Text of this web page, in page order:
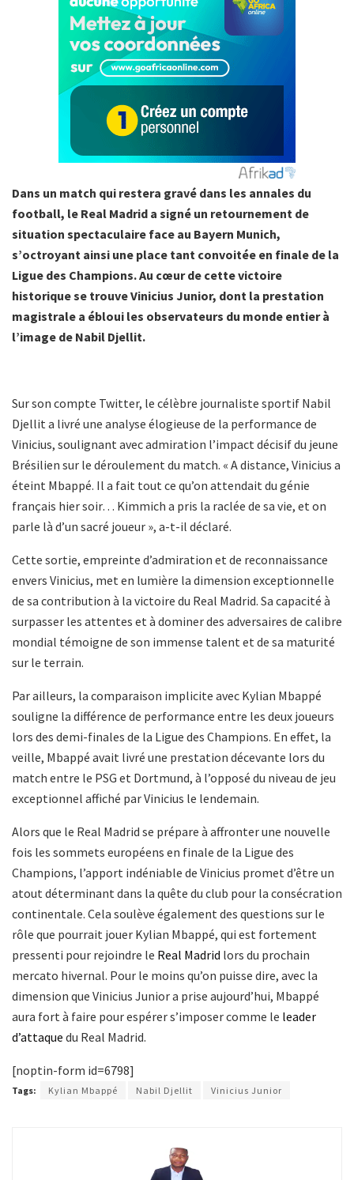
Dans un match qui restera gravé dans les annales du
football, le Real Madrid a signé un retournement de
situation spectaculaire face au Bayern Munich,
s’octroyant ainsi une place tant convoitée en finale de la
Ligue des Champions. Au cœur de cette victoire
historique se trouve Vinicius Junior, dont la prestation
magistrale a ébloui les observateurs du monde entier à
l’image de Nabil Djellit.
Sur son compte Twitter, le célèbre journaliste sportif Nabil
Djellit a livré une analyse élogieuse de la performance de
Vinicius, soulignant avec admiration l’impact décisif du jeune
Brésilien sur le déroulement du match. « A distance, Vinicius a
éteint Mbappé. Il a fait tout ce qu’on attendait du génie
français hier soir… Kimmich a pris la raclée de sa vie, et on
parle là d’un sacré joueur », a-t-il déclaré.
Cette sortie, empreinte d’admiration et de reconnaissance
envers Vinicius, met en lumière la dimension exceptionnelle
de sa contribution à la victoire du Real Madrid. Sa capacité à
surpasser les attentes et à dominer des adversaires de calibre
mondial témoigne de son immense talent et de sa maturité
sur le terrain.
Par ailleurs, la comparaison implicite avec Kylian Mbappé
souligne la différence de performance entre les deux joueurs
lors des demi-finales de la Ligue des Champions. En effet, la
veille, Mbappé avait livré une prestation décevante lors du
match entre le PSG et Dortmund, à l’opposé du niveau de jeu
exceptionnel affiché par Vinicius le lendemain.
Alors que le Real Madrid se prépare à affronter une nouvelle
fois les sommets européens en finale de la Ligue des
Champions, l’apport indéniable de Vinicius promet d’être un
atout déterminant dans la quête du club pour la consécration
continentale. Cela soulève également des questions sur le
rôle que pourrait jouer Kylian Mbappé, qui est fortement
pressenti pour rejoindre le Real Madrid lors du prochain
mercato hivernal. Pour le moins qu’on puisse dire, avec la
dimension que Vinicius Junior a prise aujourd’hui, Mbappé
aura fort à faire pour espérer s’imposer comme le leader
d’attaque du Real Madrid.
[noptin-form id=6798]
Tags: Kylian Mbappé Nabil Djellit Vinicius Junior